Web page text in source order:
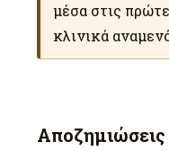
μέσα στις
κλινικά
Αποζημιώσεις